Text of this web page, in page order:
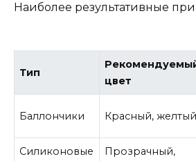
Наиболее результативные
Тип
цвет
Баллончики Красный, желтый
Силиконовые
Прозрачный,